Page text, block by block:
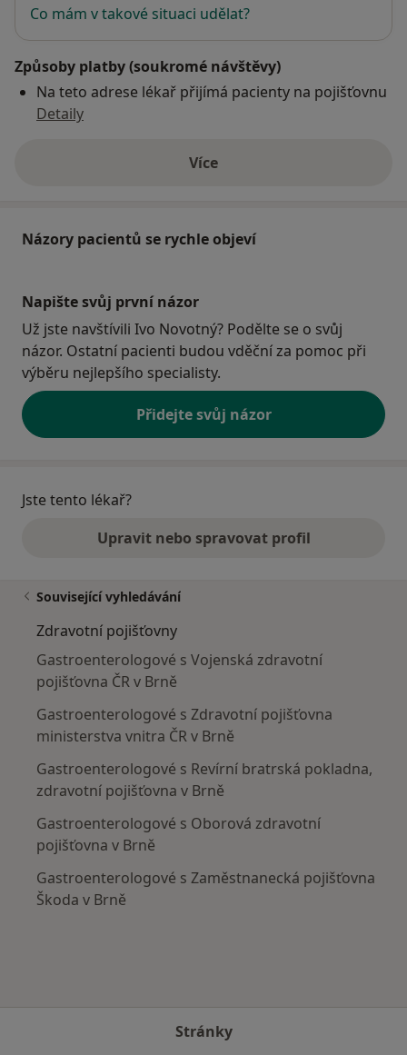
Co mám v takové situaci udělat?
Způsoby platby (soukromé návštěvy)
Na teto adrese lékař přijímá pacienty na pojišťovnu
Detaily
Víceo adrese
Názory pacientů se rychle objeví
Napište svůj první názor
Už jste navštívili Ivo Novotný? Podělte se o svůj
názor. Ostatní pacienti budou vděční za pomoc při
výběru nejlepšího specialisty.
Přidejte svůj názor
Jste tento lékař?
Upravit nebo spravovat profil
Související vyhledávání
Zdravotní pojišťovny
Gastroenterologové s Vojenská zdravotní
pojišťovna ČR v Brně
Gastroenterologové s Zdravotní pojišťovna
ministerstva vnitra ČR v Brně
Gastroenterologové s Revírní bratrská pokladna,
zdravotní pojišťovna v Brně
Gastroenterologové s Oborová zdravotní
pojišťovna v Brně
Gastroenterologové s Zaměstnanecká pojišťovna
Škoda v Brně
Stránky